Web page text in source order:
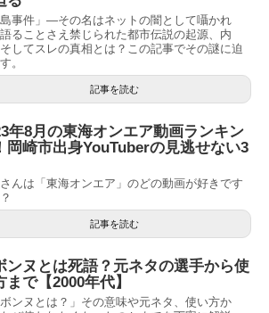
島事件」―その名はネットの闇として囁かれ
ることさえ禁じられた都市伝説の起源、内
してスレの真相とは？この記事でその謎に迫
。
記事を読む
年8月の東海オンエア動画ランキン
岡崎市出身YouTuberの見逃せない3
んは「東海オンエア」のどの動画が好きです
記事を読む
ンヌとは死語？元ネタの選手から使
まで【2000年代】
ボンヌとは？」その意味や元ネタ、使い方か